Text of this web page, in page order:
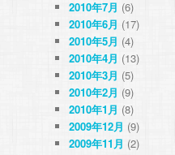
2010年7月 (6)
2010年6月 (17)
2010年5月 (4)
2010年4月 (13)
2010年3月 (5)
2010年2月 (9)
2010年1月 (8)
2009年12月 (9)
2009年11月 (2)